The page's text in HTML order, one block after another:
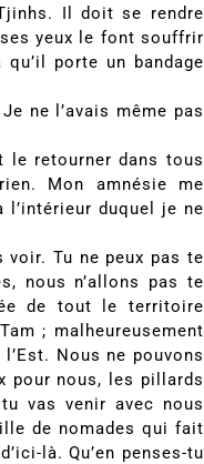
Il doit se rendre
yeux le font souffrir
porte un bandage
ne l’avais même pas
le retourner dans tous
Mon amnésie me
l’intérieur duquel je ne
voir. Tu ne peux pas te
nous n’allons pas te
de tout le territoire
; malheureusement
Nous ne pouvons
pour nous, les pillards
vas venir avec nous
de nomades qui fait
là. Qu’en penses-tu